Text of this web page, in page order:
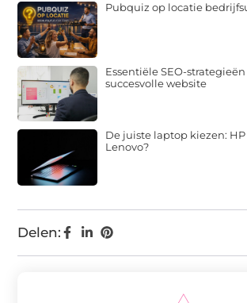
Delen:
Pubquiz op locatie
Essentiële SEO-
succesvolle website
De juiste laptop kiezen:
Lenovo?